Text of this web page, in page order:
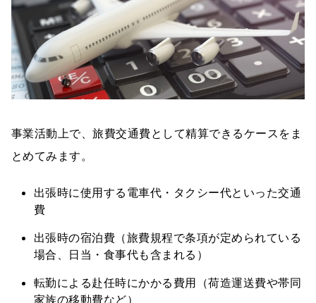
事業活動上で、旅費交通費として精算できるケースをま
とめてみます。
出張時に使用する電車代・タクシー代といった交通
費
出張時の宿泊費（旅費規程で条項が定められている
場合、日当・食事代も含まれる）
転勤による赴任時にかかる費用（荷造運送費や帯同
家族の移動費など）